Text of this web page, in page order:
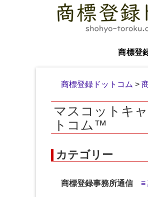
商標登
商標登録ドットコム >
マスコットキ
トコム™
カテゴリー
商標登録事務所通信 ≡